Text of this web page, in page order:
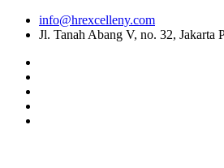
info@hrexcelleny.com
Jl. Tanah Abang V, no. 32, Jakarta